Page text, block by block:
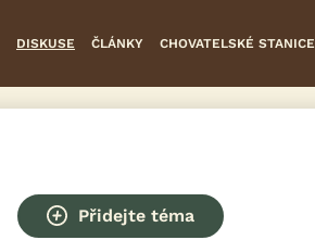
DISKUSE ČLÁNKY CHOVATELSKÉ STANICE
Přidejte téma